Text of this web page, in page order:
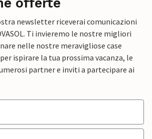
newsletter riceverai comunicazioni
Ti invieremo le nostre migliori
nelle nostre meravigliose case
ispirare la tua prossima vacanza, le
partner e inviti a partecipare ai